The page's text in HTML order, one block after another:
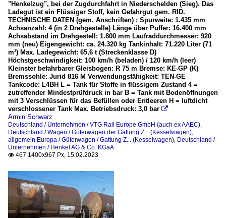
"Henkelzug", bei der Zugdurchfahrt in Niederschelden (Sieg). Das
Ladegut ist ein Flüssiger Stoff, kein Gefahrgut gem. RID.
TECHNISCHE DATEN (gem. Anschriften) : Spurweite: 1.435 mm
Achsanzahl: 4 (in 2 Drehgestelle) Länge über Puffer: 16.400 mm
Achsabstand im Drehgestell: 1.800 mm Laufraddurchmesser: 920
mm (neu) Eigengewicht: ca. 24.320 kg Tankinhalt: 71.220 Liter (71
m³) Max. Ladegewicht: 65,6 t (Streckenklasse D)
Höchstgeschwindigkeit: 100 km/h (beladen) / 120 km/h (leer)
Kleinster befahrbarer Gleisbogen: R 75 m Bremse: KE-GP (K)
Bremssohle: Jurid 816 M Verwendungsfähigkeit: TEN-GE
Tankcode: L4BH L = Tank für Stoffe in flüssigem Zustand 4 =
zutreffender Mindestprüfdruck in bar B = Tank mit Bodenöffnungen
mit 3 Verschlüssen für das Befüllen oder Entleeren H = luftdicht
verschlossener Tank Max. Betriebsdruck: 3,0 bar 
Armin Schwarz
Deutschland / Unternehmen / VTG Rail Europe GmbH (auch ex AAEC),
Deutschland / Wagen / Güterwagen der Gattung Z... (Kesselwagen),
allgemein Europa / Güterwagen / Gattung Z... (Kesselwagen), Deutschland /
Unternehmen / Henkel AG & Co. KGaA
 467 1400x967 Px, 15.02.2023